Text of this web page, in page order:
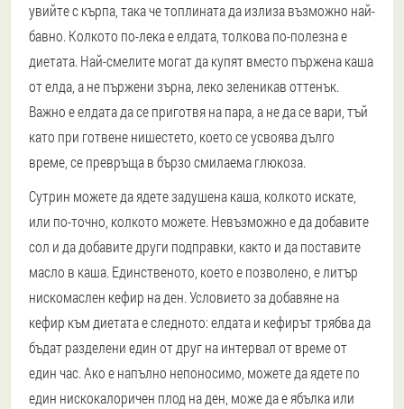
увийте с кърпа, така че топлината да излиза възможно най-
бавно. Колкото по-лека е елдата, толкова по-полезна е
диетата. Най-смелите могат да купят вместо пържена каша
от елда, а не пържени зърна, леко зеленикав оттенък.
Важно е елдата да се приготвя на пара, а не да се вари, тъй
като при готвене нишестето, което се усвоява дълго
време, се превръща в бързо смилаема глюкоза.
Сутрин можете да ядете задушена каша, колкото искате,
или по-точно, колкото можете. Невъзможно е да добавите
сол и да добавите други подправки, както и да поставите
масло в каша. Единственото, което е позволено, е литър
нискомаслен кефир на ден. Условието за добавяне на
кефир към диетата е следното: елдата и кефирът трябва да
бъдат разделени един от друг на интервал от време от
един час. Ако е напълно непоносимо, можете да ядете по
един нискокалоричен плод на ден, може да е ябълка или